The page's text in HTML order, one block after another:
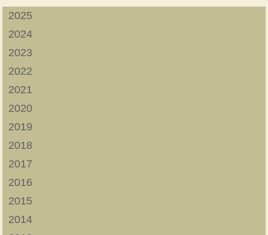
2025
2024
2023
2022
2021
2020
2019
2018
2017
2016
2015
2014